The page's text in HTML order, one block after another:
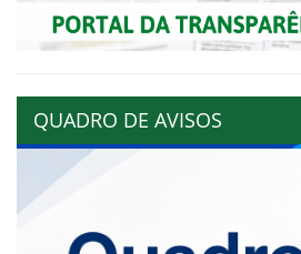
QUADRO DE AVISOS